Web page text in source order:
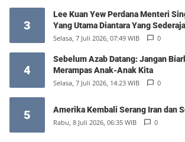
3
Lee Kuan Yew Perdana Menteri Singapura 1959-1990,
Yang Utama Diantara Yang
Selasa, 7 Juli 2026, 07:49 WIB 0
4
Sebelum Azab Datang: Jangan
Merampas Anak-Anak Kita
Selasa, 7 Juli 2026, 14:23 WIB 0
5 Amerika Kembali Serang Iran dan
Rabu, 8 Juli 2026, 06:35 WIB 0